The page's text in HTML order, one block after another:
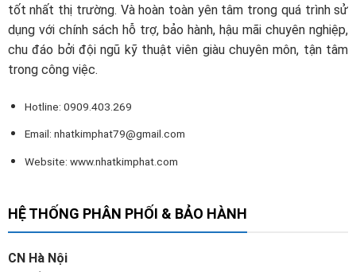
tốt nhất thị trường. Và hoàn toàn yên tâm trong quá trình sử
dụng với chính sách hỗ trợ, bảo hành, hậu mãi chuyên nghiệp,
chu đáo bởi đội ngũ kỹ thuật viên giàu chuyên môn, tận tâm
trong công việc.
Hotline: 0909.403.269
Email: nhatkimphat79@gmail.com
Website: www.nhatkimphat.com
HỆ THỐNG PHÂN PHỐI & BẢO HÀNH
CN Hà Nội